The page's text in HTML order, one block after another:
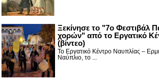
Ξεκίνησε το "7ο Φεστιβάλ
χορών" από το Εργατικό
(βίντεο)
Το Εργατικό Κέντρο Ναυπλίας –
Ναύπλιο, το ...